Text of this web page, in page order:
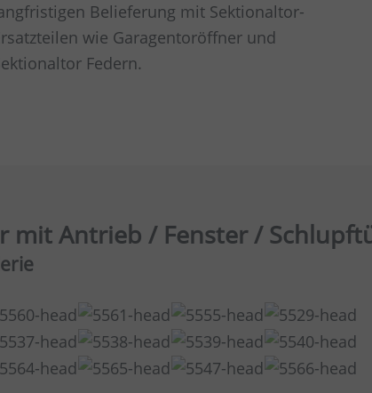
Belieferung mit Sektionaltor-
wie Garagentoröffner und
Federn.
mit Antrieb / Fenster /